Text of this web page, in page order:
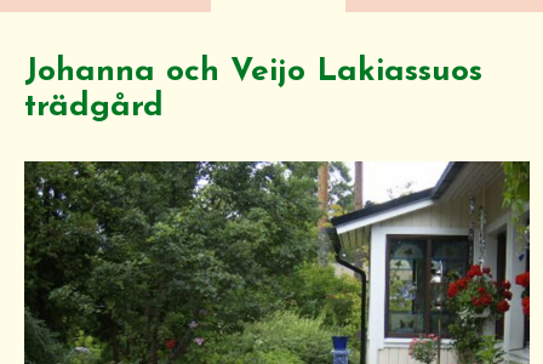
Johanna och Veijo Lakiassuos
trädgård